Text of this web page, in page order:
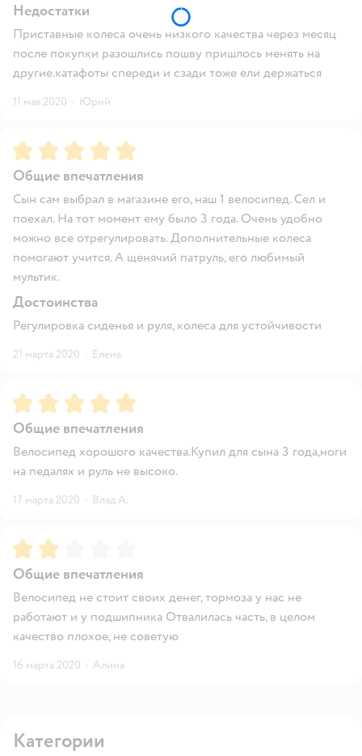
Недостатки
Приставные колеса очень низкого качества через месяц
после покупки разошлись пошву пришлось менять на
другие.катафоты спереди и сзади тоже ели держаться
11 мая 2020 · Юрий
Рейтинг:5
Общие впечатления
Сын сам выбрал в магазине его, наш 1 велосипед. Сел и
поехал. На тот момент ему было 3 года. Очень удобно
можно все отрегулировать. Дополнительные колеса
помогают учится. А щенячий патруль, его любимый
мультик.
Достоинства
Регулировка сиденья и руля, колеса для устойчивости
21 марта 2020 · Елена
Рейтинг:5
Общие впечатления
Велосипед хорошого качества.Купил для сына 3 года,ноги
на педалях и руль не высоко.
17 марта 2020 · Влад А.
Рейтинг:
Общие впечатления
Велосипед не стоит своих денег, тормоза у нас не
работают и у подшипника Отвалилась часть, в целом
качество плохое, не советую
16 марта 2020 · Алина
Категории